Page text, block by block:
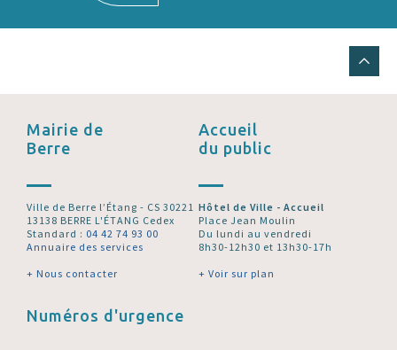
Mairie de
Berre
Ville de Berre l’Étang - CS 30221
13138 BERRE L'ÉTANG Cedex
Standard : 04 42 74 93 00
Annuaire des services
+ Nous contacter
Accueil
du public
Hôtel de Ville - Accueil
Place Jean Moulin
Du lundi au vendredi
8h30-12h30 et 13h30-17h
+ Voir sur plan
Numéros d'urgence